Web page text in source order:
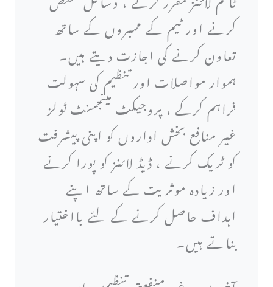
کرنے اور ٹیم کے ممبروں کے ساتھ
تعاون کرنے کی اجازت دیتے ہیں۔
ہموار مواصلات اور تنظیم کی سہولت
فراہم کرکے ، پروجیکٹ مینجمنٹ ٹولز
غیر منافع بخش اداروں کو اپنی پیشرفت
کو ٹریک کرنے ، ڈیڈ لائنز کو پورا کرنے
اور زیادہ موثریت کے ساتھ اپنے
اہداف حاصل کرنے کے لئے بااختیار
بناتے ہیں۔